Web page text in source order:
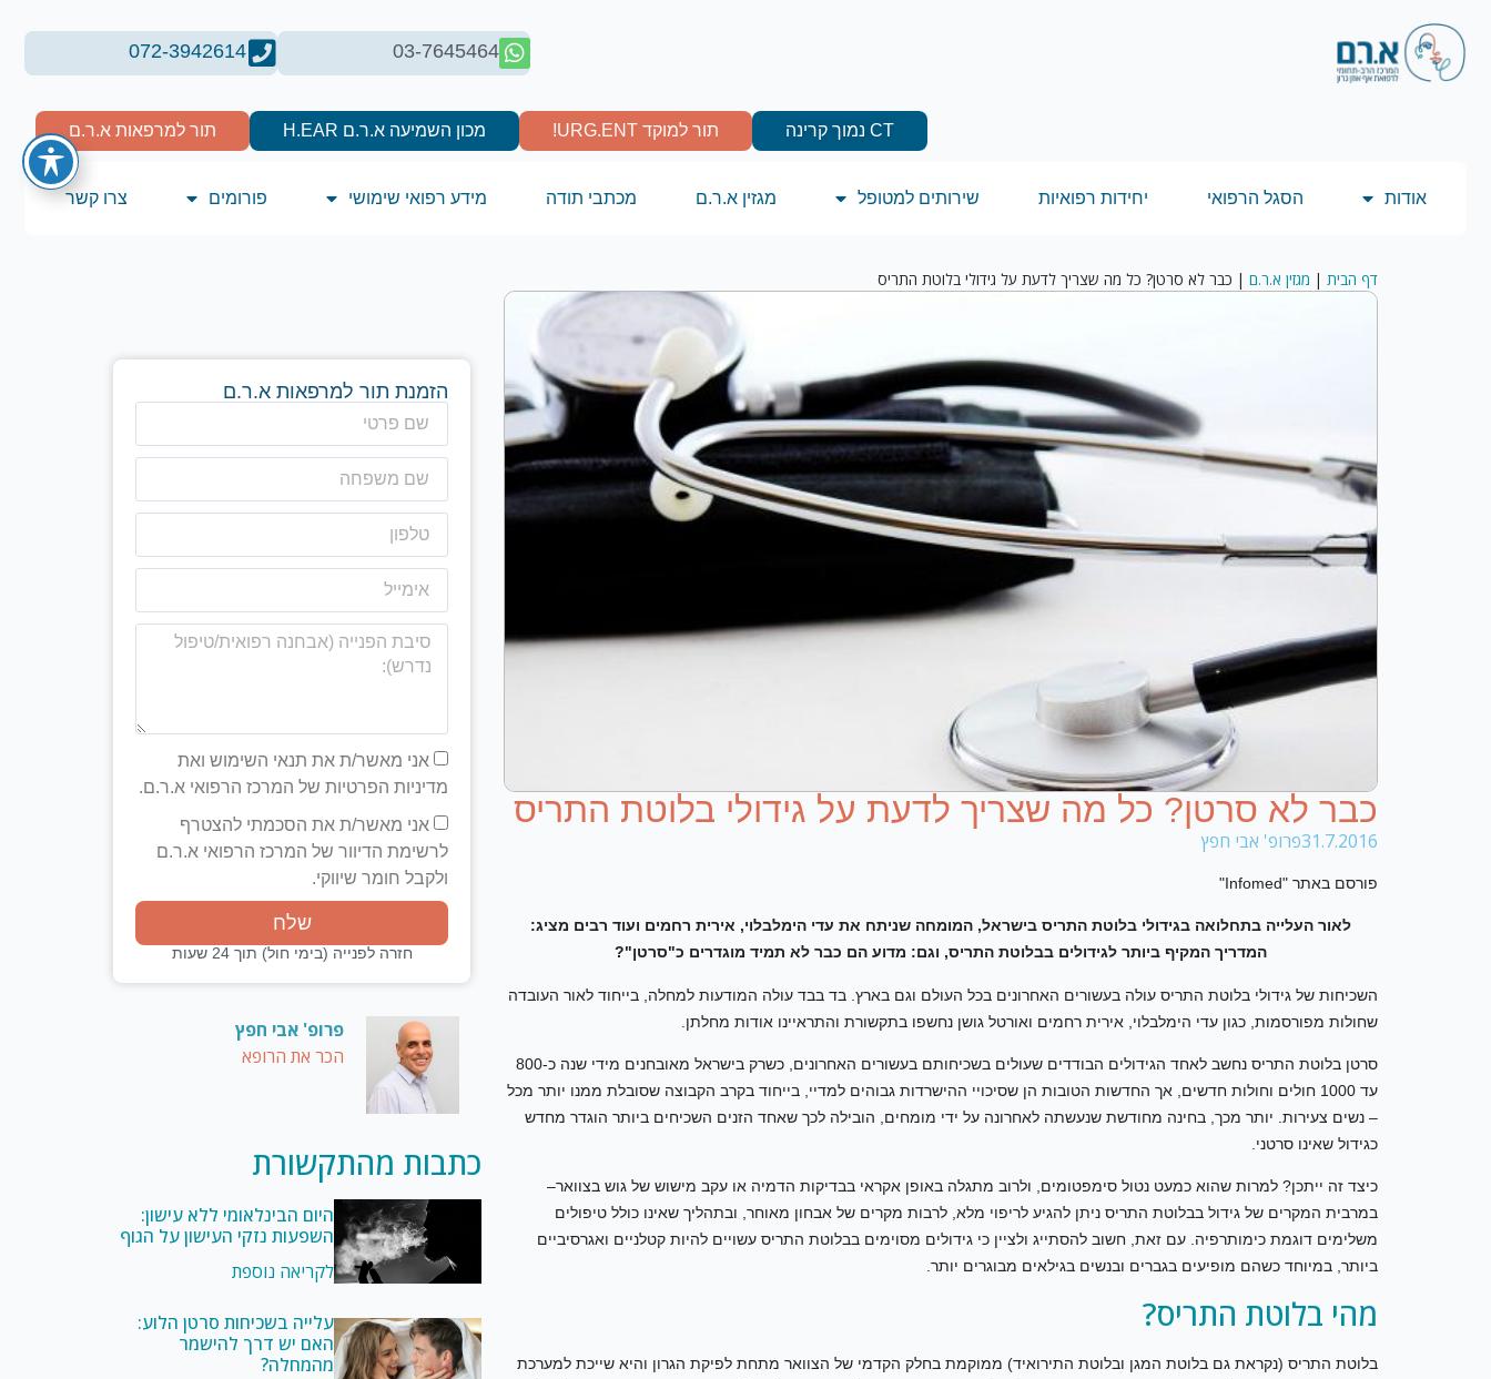
03-7645464
072-3942614
תור למרפאות א.ר.ם מכון השמיעה א.ר.ם H.EAR תור למוקד URG.ENT! CT נמוך קרינה
אודות הסגל הרפואי יחידות רפואיות שירותים למטופל מגזין א.ר.ם מכתבי תודה מידע רפואי שימושי פורומים צרו קשר
דף הבית | מגזין א.ר.ם | כבר לא סרטן? כל מה שצריך לדעת על גידולי בלוטת התריס
כבר לא סרטן? כל מה שצריך לדעת על גידולי בלוטת התריס
31.7.2016פרופ' אבי חפץ
פורסם באתר "Infomed"
לאור העלייה בתחלואה בגידולי בלוטת התריס בישראל, המומחה שניתח את עדי הימלבלוי, אירית רחמים ועוד רבים מציג:
המדריך המקיף ביותר לגידולים בבלוטת התריס, וגם: מדוע הם כבר לא תמיד מוגדרים כ"סרטן"?
השכיחות של גידולי בלוטת התריס עולה בעשורים האחרונים בכל העולם וגם בארץ. בד בבד עולה המודעות למחלה, בייחוד לאור העובדה
שחולות מפורסמות, כגון עדי הימלבלוי, אירית רחמים ואורטל גושן נחשפו בתקשורת והתראיינו אודות מחלתן.
סרטן בלוטת התריס נחשב לאחד הגידולים הבודדים שעולים בשכיחותם בעשורים האחרונים, כשרק בישראל מאובחנים מידי שנה כ-800
עד 1000 חולים וחולות חדשים, אך החדשות הטובות הן שסיכויי ההישרדות גבוהים למדיי, בייחוד בקרב הקבוצה שסובלת ממנו יותר מכל
– נשים צעירות. יותר מכך, בחינה מחודשת שנעשתה לאחרונה על ידי מומחים, הובילה לכך שאחד הזנים השכיחים ביותר הוגדר מחדש
כגידול שאינו סרטני.
כיצד זה ייתכן? למרות שהוא כמעט נטול סימפטומים, ולרוב מתגלה באופן אקראי בבדיקות הדמיה או עקב מישוש של גוש בצוואר–
במרבית המקרים של גידול בבלוטת התריס ניתן להגיע לריפוי מלא, לרבות מקרים של אבחון מאוחר, ובתהליך שאינו כולל טיפולים
משלימים דוגמת כימותרפיה. עם זאת, חשוב להסתייג ולציין כי גידולים מסוימים בבלוטת התריס עשויים להיות קטלניים ואגרסיביים
ביותר, במיוחד כשהם מופיעים בגברים ובנשים בגילאים מבוגרים יותר.
מהי בלוטת התריס?
בלוטת התריס (נקראת גם בלוטת המגן ובלוטת התירואיד) ממוקמת בחלק הקדמי של הצוואר מתחת לפיקת הגרון והיא שייכת למערכת
הזמנת תור למרפאות א.ר.ם
אני מאשר/ת את תנאי השימוש ואת
מדיניות הפרטיות של המרכז הרפואי א.ר.ם.
אני מאשר/ת את הסכמתי להצטרף
לרשימת הדיוור של המרכז הרפואי א.ר.ם
ולקבל חומר שיווקי.
שלח
חזרה לפנייה (בימי חול) תוך 24 שעות
פרופ' אבי חפץ
הכר את הרופא
כתבות מהתקשורת
היום הבינלאומי ללא עישון:
השפעות נזקי העישון על הגוף
לקריאה נוספת
עלייה בשכיחות סרטן הלוע:
האם יש דרך להישמר
מהמחלה?